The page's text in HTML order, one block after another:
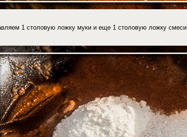
1 столовую ложку муки и еще 1 столовую ложку смеси.